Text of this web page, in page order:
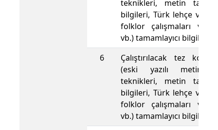
teknikleri, metin
bilgileri, Türk lehçe ve
folklor çalışmaları ve
vb.) tamamlayıcı bilgiler
6
Çalıştırılacak tez
(eski yazılı
teknikleri, metin
bilgileri, Türk lehçe ve
folklor çalışmaları ve
vb.) tamamlayıcı bilgiler